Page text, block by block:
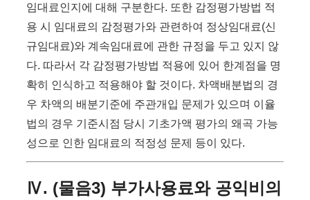
임대료인지에 대해 구분한다. 또한 감정평가방법 적
용 시 임대료의 감정평가와 관련하여 정상임대료(신
규임대료)와 계속임대료에 관한 규정을 두고 있지 않
다. 따라서 각 감정평가방법 적용에 있어 한계점을 명
확히 인식하고 적용해야 할 것이다. 차액배분법의 경
우 차액의 배분기준에 주관개입 문제가 있으며 이율
법의 경우 기준시점 당시 기초가액 평가의 왜곡 가능
성으로 인한 임대료의 적정성 문제 등이 있다.
Ⅳ. (물음3) 부가사용료와 공익비의